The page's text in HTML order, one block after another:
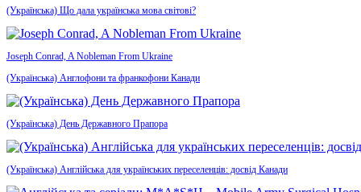
(Українська) Що дала українська мова світові?
Joseph Conrad, A Nobleman From Ukraine
(Українська) Англофони та франкофони Канади
(Українська) День Державного Прапора
(Українська) Англійська для українських переселенців: досвід Канади